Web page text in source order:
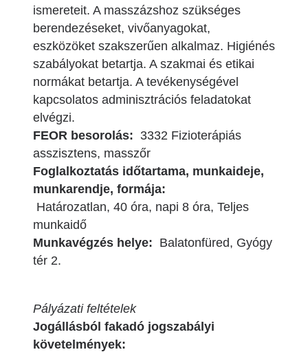
ismereteit. A masszázshoz szükséges
berendezéseket, vivőanyagokat,
eszközöket szakszerűen alkalmaz. Higiénés
szabályokat betartja. A szakmai és etikai
normákat betartja. A tevékenységével
kapcsolatos adminisztrációs feladatokat
elvégzi.
FEOR besorolás: 3332 Fizioterápiás
asszisztens, masszőr
Foglalkoztatás időtartama, munkaideje,
munkarendje, formája:
Határozatlan, 40 óra, napi 8 óra, Teljes
munkaidő
Munkavégzés helye: Balatonfüred, Gyógy
tér 2.
Pályázati feltételek
Jogállásból fakadó jogszabályi
követelmények: